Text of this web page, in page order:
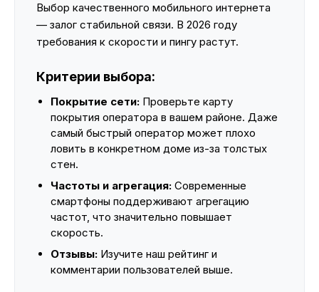
Выбор качественного мобильного интернета
— залог стабильной связи. В 2026 году
требования к скорости и пингу растут.
Критерии выбора:
Покрытие сети: Проверьте карту
покрытия оператора в вашем районе. Даже
самый быстрый оператор может плохо
ловить в конкретном доме из-за толстых
стен.
Частоты и агрегация: Современные
смартфоны поддерживают агрегацию
частот, что значительно повышает
скорость.
Отзывы: Изучите наш рейтинг и
комментарии пользователей выше.